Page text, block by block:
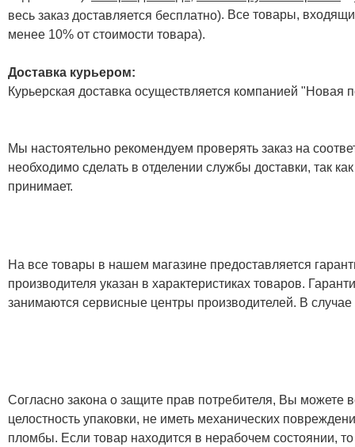
весь заказ доставляется бесплатно). Все товары,
менее 10% от стоимости товара).
Доставка курьером:
Курьерская доставка осуществляется компанией "Новая
Мы настоятельно рекомендуем проверять заказ на
необходимо сделать в отделении службы доставки, так
принимает.
На все товары в нашем магазине предоставляется
производителя указан в характеристиках товаров.
занимаются сервисные центры производителей. В
Согласно закона о защите прав потребителя, Вы можете
целостность упаковки, не иметь механических
пломбы. Если товар находится в нерабочем состоянии,